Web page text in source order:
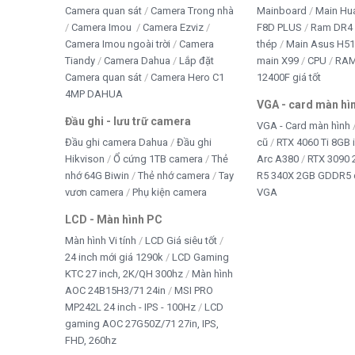
Nhà xưởng, kho bãi, bãi giữ xe
Trường học, bệnh viện, khu công nghiệp
📍 Mua CAMERA IPC HAKI AI
Lắk – Bảo hành 24 tháng
Tấn Phát AD – Nhà phân phối camera HAKI AI chính
lượng cao vớigiá tốt nhất, hỗ trợ kỹ thuật tận nơi và giao
Camera quan sát
Camera Trong nhà
Camera Imou
Camera Ezviz
Camera Imou ngoài trời
Camera
Tiandy
Camera Dahua
Lắp đặt
Camera quan sát
Camera Hero C1
4MP DAHUA
Đầu ghi - lưu trữ camera
Đầu ghi camera Dahua
Đầu ghi
Hikvison
Ổ cứng 1TB camera
Thẻ
nhớ 64G Biwin
Thẻ nhớ camera
Tay
vươn camera
Phụ kiện camera
LCD - Màn hình PC
Màn hình Vi tính
LCD Giá siêu tốt
24 inch mới giá 1290k
LCD Gaming
KTC 27 inch, 2K/QH 300hz
Màn hình
AOC 24B15H3/71 24in
MSI PRO
MP242L 24 inch - IPS - 100Hz
LCD
gaming AOC 27G50Z/71 27in, IPS,
FHD, 260hz
Mainboard
Main
F8D PLUS
Ram
thép
Main Asus
main X99
CPU
12400F giá tốt
VGA - card màn
VGA - Card màn hình
cũ
RTX 4060 Ti 8GB
Arc A380
RTX 3090
R5 340X 2GB GDDR5
VGA